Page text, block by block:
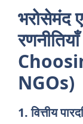
भरोसेमंद
NGOs)
1. वित्तीय